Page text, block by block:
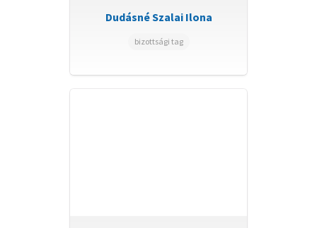
Dudásné Szalai Ilona
bizottsági tag